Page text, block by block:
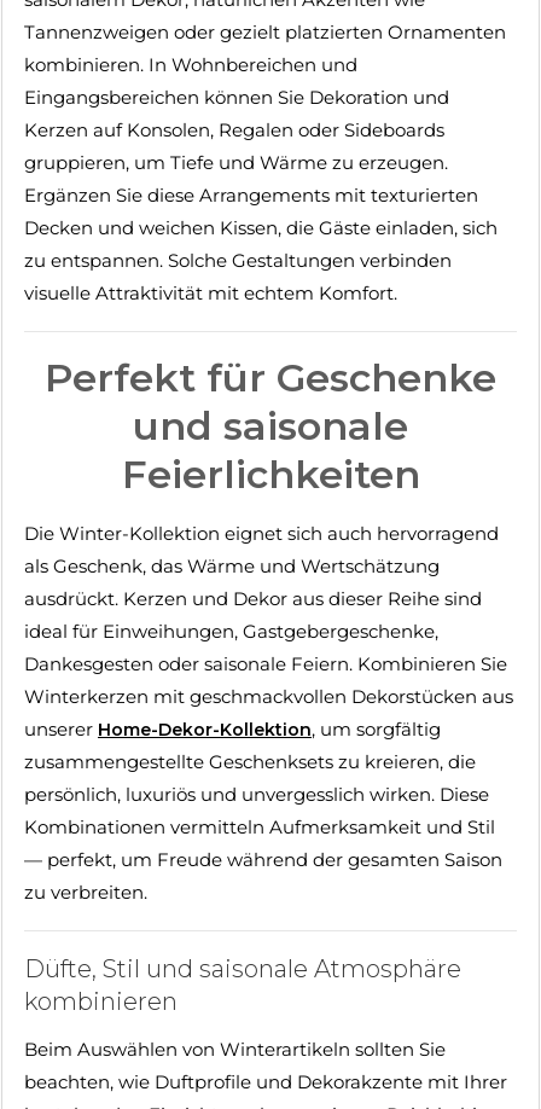
Tannenzweigen oder gezielt platzierten Ornamenten
kombinieren. In Wohnbereichen und
Eingangsbereichen können Sie Dekoration und
Kerzen auf Konsolen, Regalen oder Sideboards
gruppieren, um Tiefe und Wärme zu erzeugen.
Ergänzen Sie diese Arrangements mit texturierten
Decken und weichen Kissen, die Gäste einladen, sich
zu entspannen. Solche Gestaltungen verbinden
visuelle Attraktivität mit echtem Komfort.
Perfekt für Geschenke
und saisonale
Feierlichkeiten
Die Winter-Kollektion eignet sich auch hervorragend
als Geschenk, das Wärme und Wertschätzung
ausdrückt. Kerzen und Dekor aus dieser Reihe sind
ideal für Einweihungen, Gastgebergeschenke,
Dankesgesten oder saisonale Feiern. Kombinieren Sie
Winterkerzen mit geschmackvollen Dekorstücken aus
unserer Home-Dekor-Kollektion, um sorgfältig
zusammengestellte Geschenksets zu kreieren, die
persönlich, luxuriös und unvergesslich wirken. Diese
Kombinationen vermitteln Aufmerksamkeit und Stil
— perfekt, um Freude während der gesamten Saison
zu verbreiten.
Düfte, Stil und saisonale Atmosphäre
kombinieren
Beim Auswählen von Winterartikeln sollten Sie
beachten, wie Duftprofile und Dekorakzente mit Ihrer